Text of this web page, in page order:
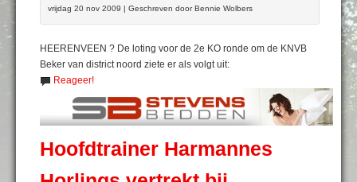
vrijdag 20 nov 2009 | Geschreven door Bennie Wolbers
HEERENVEEN ? De loting voor de 2e KO ronde om de KNVB
Beker van district noord ziete er als volgt uit:
Reageer!
Hoofdtrainer Harmannes